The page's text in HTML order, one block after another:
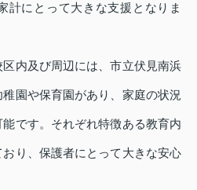
計にとって大きな支援となりま
内及び周辺には、市立伏見南浜
園や保育園があり、家庭の状況
です。それぞれ特徴ある教育内
り、保護者にとって大きな安心